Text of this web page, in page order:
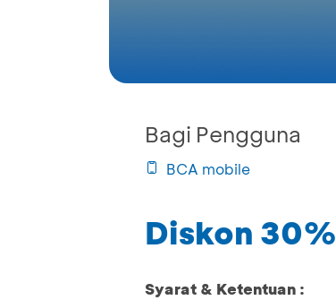
Bagi Pengguna
BCA mobile
Diskon 30%
Syarat & Ketentuan :